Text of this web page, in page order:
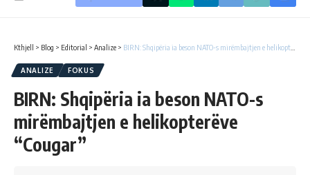
Kthjell > Blog > Editorial > Analize > BIRN: Shqipëria ia beson NATO-s mirëmbajtjen e helikopterëve “Cougar”
ANALIZE FOKUS
BIRN: Shqipëria ia beson NATO-s
mirëmbajtjen e helikopterëve
“Cougar”